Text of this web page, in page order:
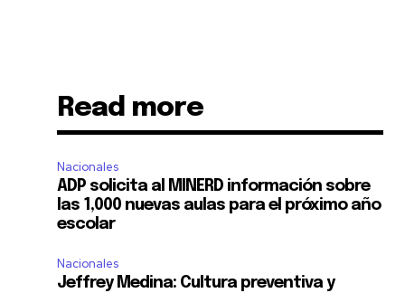
Read more
Nacionales
ADP solicita al MINERD información sobre
las 1,000 nuevas aulas para el próximo año
escolar
Nacionales
Jeffrey Medina: Cultura preventiva y